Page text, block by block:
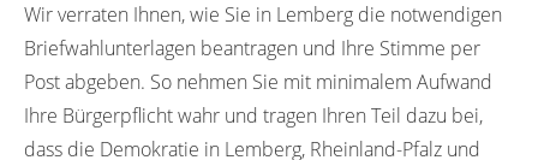
Wir verraten Ihnen, wie Sie in Lemberg die notwendigen
Briefwahlunterlagen beantragen und Ihre Stimme per
Post abgeben. So nehmen Sie mit minimalem Aufwand
Ihre Bürgerpflicht wahr und tragen Ihren Teil dazu bei,
dass die Demokratie in Lemberg, Rheinland-Pfalz und